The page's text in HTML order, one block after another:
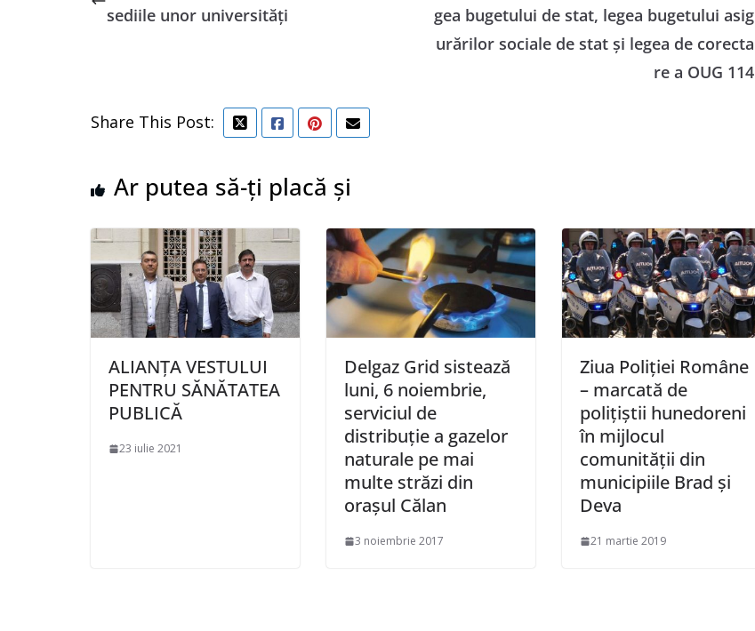
sediile unor universități
gea bugetului de stat, legea bugetului asig
urărilor sociale de stat și legea de corecta
re a OUG 114
Share This Post:
Ar putea să-ți placă și
ALIANȚA VESTULUI
PENTRU SĂNĂTATEA
PUBLICĂ
23 iulie 2021
Delgaz Grid sistează
luni, 6 noiembrie,
serviciul de
distribuţie a gazelor
naturale pe mai
multe străzi din
oraşul Călan
3 noiembrie 2017
Ziua Poliției Române
– marcată de
poliţiştii hunedoreni
în mijlocul
comunităţii din
municipiile Brad şi
Deva
21 martie 2019